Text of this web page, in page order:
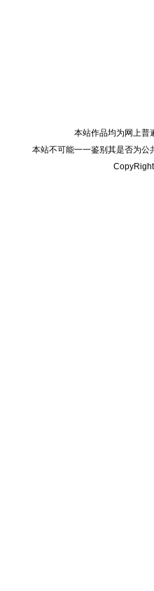
本站作品均为网上普
本站不可能一一鉴别其是否为公